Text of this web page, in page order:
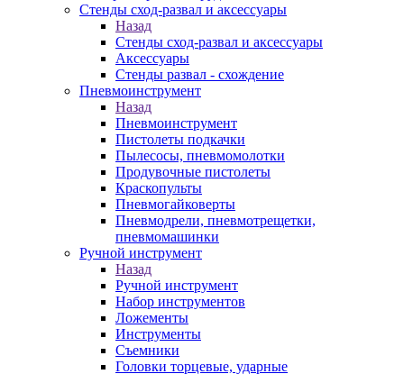
Стенды сход-развал и аксессуары
Назад
Стенды сход-развал и аксессуары
Аксессуары
Стенды развал - схождение
Пневмоинструмент
Назад
Пневмоинструмент
Пистолеты подкачки
Пылесосы, пневмомолотки
Продувочные пистолеты
Краскопульты
Пневмогайковерты
Пневмодрели, пневмотрещетки,
пневмомашинки
Ручной инструмент
Назад
Ручной инструмент
Набор инструментов
Ложементы
Инструменты
Съемники
Головки торцевые, ударные